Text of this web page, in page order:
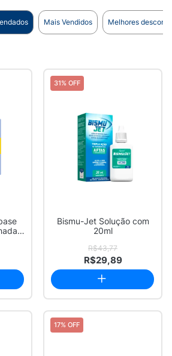
Mais Vendidos Melhores
31% OFF
Bismu-Jet Solução com
20ml
R$43,77
R$29,89
17% OFF